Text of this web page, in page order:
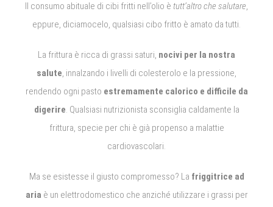
Il consumo abituale di cibi fritti nell’olio è tutt’altro che salutare,
eppure, diciamocelo, qualsiasi cibo fritto è amato da tutti.
La frittura è ricca di grassi saturi, nocivi per la nostra
salute, innalzando i livelli di colesterolo e la pressione,
rendendo ogni pasto estremamente calorico e difficile da
digerire. Qualsiasi nutrizionista sconsiglia caldamente la
frittura, specie per chi è già propenso a malattie
cardiovascolari.
Ma se esistesse il giusto compromesso? La friggitrice ad
aria è un elettrodomestico che anziché utilizzare i grassi per